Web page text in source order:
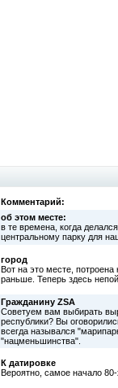
Комментарий:
об этом месте:
в те времена, когда
центральному парку для
город
Вот на это месте,
раньше. Теперь здесь
Гражданину ZSA
Советуем вам выбирать
республики? Вы
всегда назывался
"нацменьшинства".
К датировке
Вероятно, самое начало